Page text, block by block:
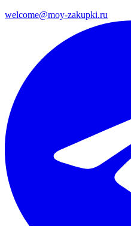
welcome@moy-zakupki.ru